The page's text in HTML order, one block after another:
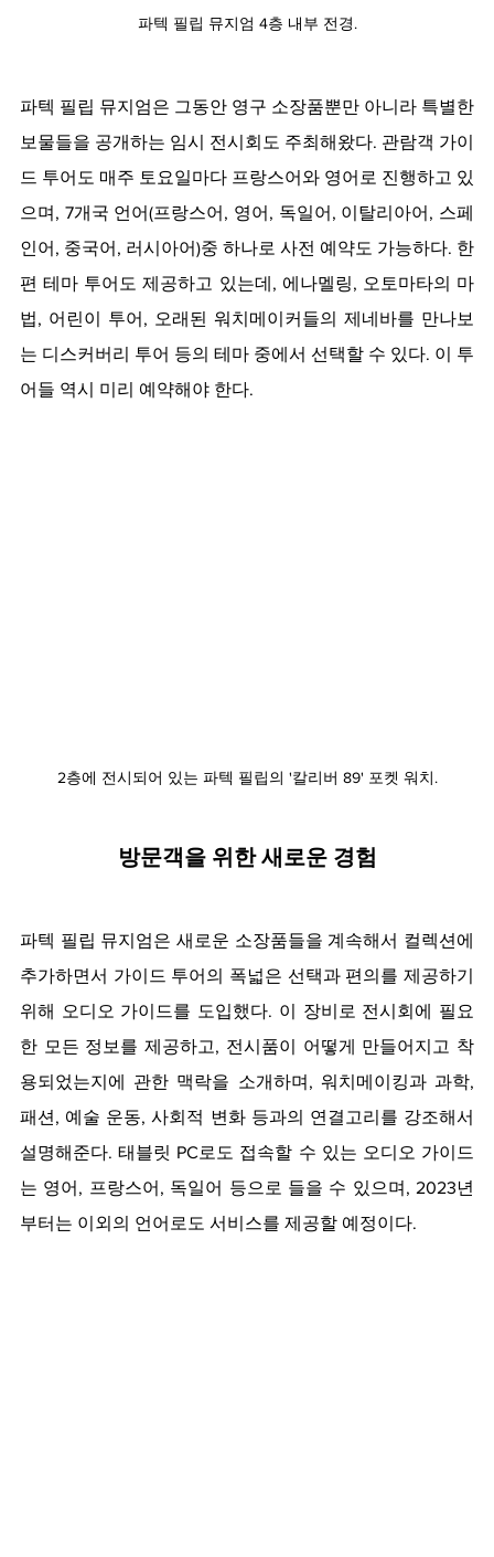
파텍 필립 뮤지엄 4층 내부 전경.
파텍 필립 뮤지엄은 그동안 영구 소장품뿐만 아니라 특별한
보물들을 공개하는 임시 전시회도 주최해왔다. 관람객 가이
드 투어도 매주 토요일마다 프랑스어와 영어로 진행하고 있
으며, 7개국 언어(프랑스어, 영어, 독일어, 이탈리아어, 스페
인어, 중국어, 러시아어)중 하나로 사전 예약도 가능하다. 한
편 테마 투어도 제공하고 있는데, 에나멜링, 오토마타의 마
법, 어린이 투어, 오래된 워치메이커들의 제네바를 만나보
는 디스커버리 투어 등의 테마 중에서 선택할 수 있다. 이 투
어들 역시 미리 예약해야 한다.
2층에 전시되어 있는 파텍 필립의 '칼리버 89' 포켓 워치.
방문객을 위한 새로운 경험
파텍 필립 뮤지엄은 새로운 소장품들을 계속해서 컬렉션에
추가하면서 가이드 투어의 폭넓은 선택과 편의를 제공하기
위해 오디오 가이드를 도입했다. 이 장비로 전시회에 필요
한 모든 정보를 제공하고, 전시품이 어떻게 만들어지고 착
용되었는지에 관한 맥락을 소개하며, 워치메이킹과 과학,
패션, 예술 운동, 사회적 변화 등과의 연결고리를 강조해서
설명해준다. 태블릿 PC로도 접속할 수 있는 오디오 가이드
는 영어, 프랑스어, 독일어 등으로 들을 수 있으며, 2023년
부터는 이외의 언어로도 서비스를 제공할 예정이다.